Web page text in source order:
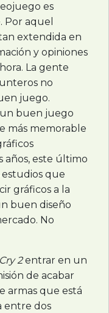
es
aquel
extendida en
y opiniones
La gente
no
juego.
buen juego
más memorable
años, este último
estudios que
gráficos a la
buen diseño
No
2entrar en un
de acabar
armas que está
entre dos